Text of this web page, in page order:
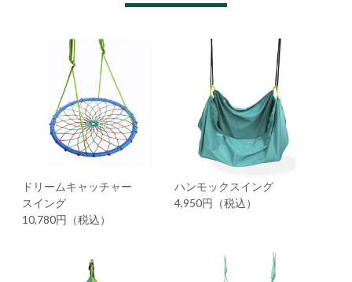
ドリームキャッチャー
スイング
10,780円（税込）
ハンモックスイング
4,950円（税込）